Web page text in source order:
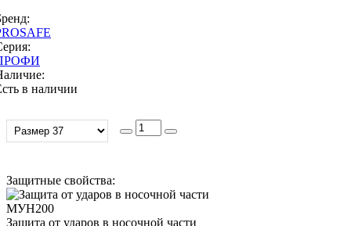
в наличии
Защитные свойства:
МУН200
Защита от ударов в носочной части